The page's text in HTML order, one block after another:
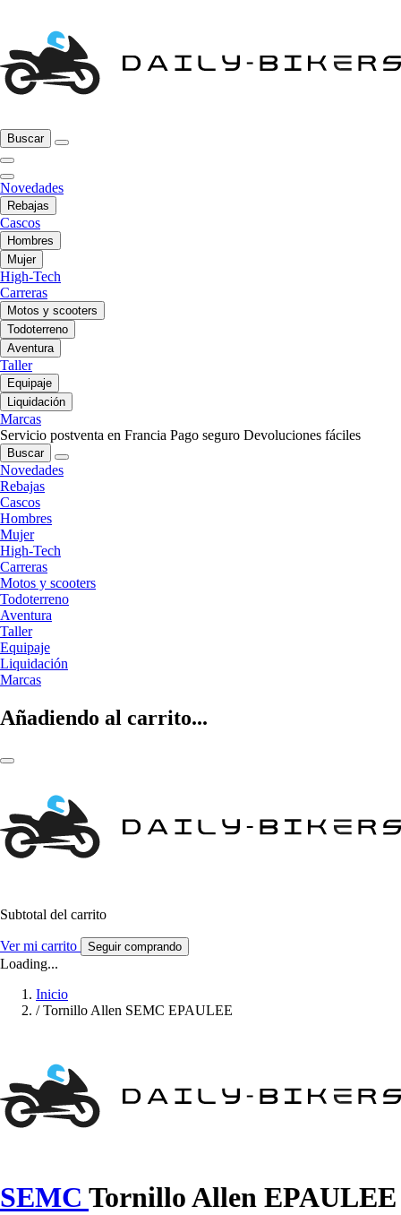
Buscar
Novedades
Rebajas
Cascos
Hombres
Mujer
High-Tech
Carreras
Motos y scooters
Todoterreno
Aventura
Taller
Equipaje
Liquidación
Marcas
Servicio postventa en Francia Pago seguro Devoluciones fáciles
Buscar
Novedades
Rebajas
Cascos
Hombres
Mujer
High-Tech
Carreras
Motos y scooters
Todoterreno
Aventura
Taller
Equipaje
Liquidación
Marcas
Añadiendo al carrito...
Subtotal del carrito
Ver mi carrito Seguir comprando
Loading...
Inicio
/ Tornillo Allen SEMC EPAULEE
SEMC Tornillo Allen EPAULEE